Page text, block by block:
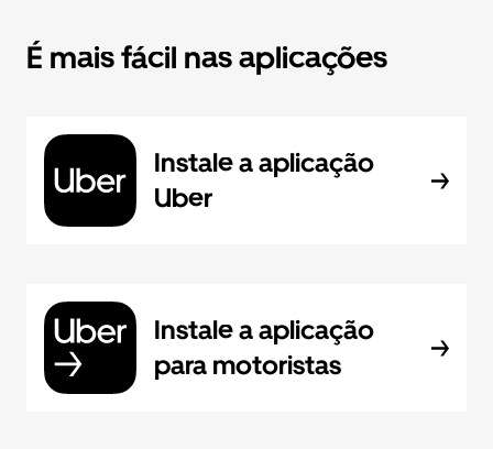
É mais fácil nas aplicações
Instale a aplicação
Uber
Instale a aplicação
para motoristas